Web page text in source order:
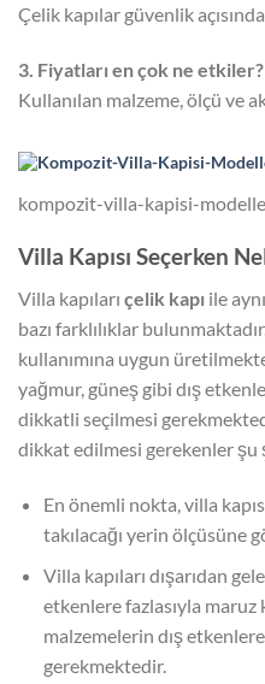
Çelik kapılar güvenlik
3. Fiyatları en çok ne etkiler?
Kullanılan malzeme, ölçü ve
kompozit-villa-kapisi-
Villa Kapısı Seçerken
Villa kapıları çelik kapı ile
bazı farklılıklar
kullanımına uygun
yağmur, güneş gibi dış
dikkatli seçilmesi
dikkat edilmesi gerekenler şu
En önemli nokta, villa
takılacağı yerin ölçüsüne
Villa kapıları dışarıdan
etkenlere fazlasıyla maruz
malzemelerin dış
gerekmektedir.